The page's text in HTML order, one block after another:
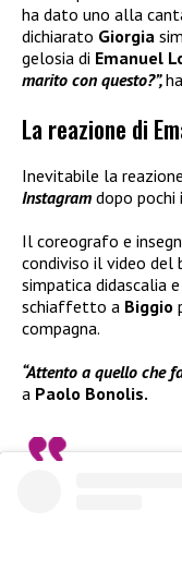
ha dato uno alla
dichiarato Giorgia
gelosia di Emanuel
marito con questo?”,
La reazione di
Inevitabile la
Instagram dopo
Il coreografo e
condiviso il video del
simpatica didascalia
schiaffetto a Biggio
compagna.
“Attento a quello che
a Paolo Bonolis.